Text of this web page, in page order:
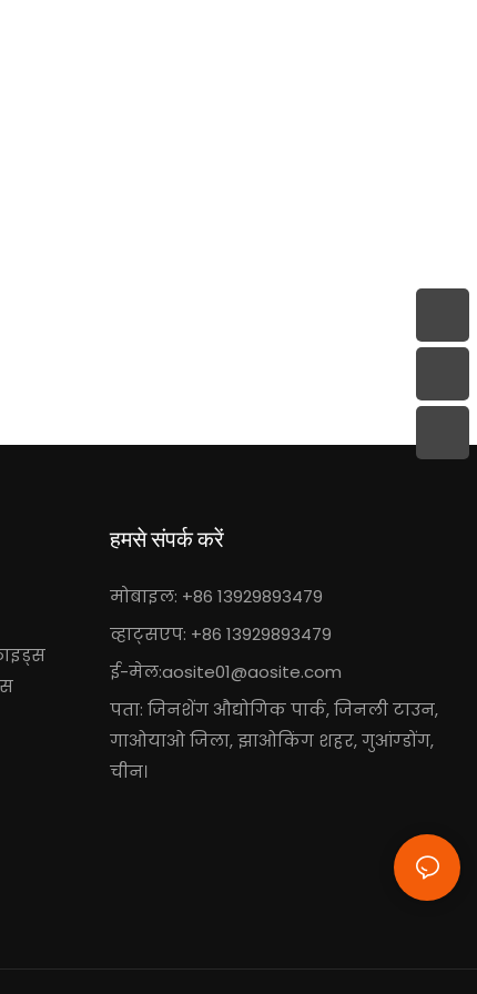
हमसे संपर्क करें
मोबाइल: +86 13929893479
व्हाट्सएप: +86 13929893479
ई-मेल:aosite01@aosite.com
पता: जिनशेंग औद्योगिक पार्क, जिनली टाउन,
गाओयाओ जिला, झाओकिंग शहर, गुआंग्डोंग,
चीन।